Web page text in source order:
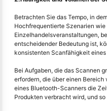
Betrachten Sie das Tempo, in
Hochfrequentierte Szenarien wie
Einzelhandelsveranstaltungen,
entscheidender Bedeutung ist,
konsistenten Scanfähigkeit
Bei Aufgaben, die das Scannen
erfordern, die über einen
eines Bluetooth-Scanners die
Produkten verbracht wird, und